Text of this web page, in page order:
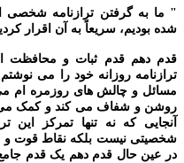
" ما به گرفتن ترازنامه شخصی
شده بودیم، سریعاً به آن اقرار
قدم دهم قدم ثبات و محافظت
ترازنامه روزانه خود را می
مسائل و چالش های روزمره ام می
روشن و شفاف می کند و کمک می
آنجایی که نه تنها تمرکز این
شخصیتی نیست بلکه نقاط قوت و
در عین حال قدم دهم یک قدم